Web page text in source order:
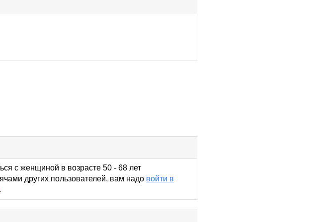
с женщиной в возрасте 50 - 68 лет
других пользователей, вам надо войти в
.